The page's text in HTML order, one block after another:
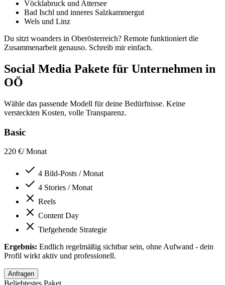
Vöcklabruck und Attersee
Bad Ischl und inneres Salzkammergut
Wels und Linz
Du sitzt woanders in Oberösterreich? Remote funktioniert die
Zusammenarbeit genauso. Schreib mir einfach.
Social Media Pakete für Unternehmen in
OÖ
Wähle das passende Modell für deine Bedürfnisse. Keine
versteckten Kosten, volle Transparenz.
Basic
220 €/ Monat
4 Bild-Posts / Monat
4 Stories / Monat
Reels
Content Day
Tiefgehende Strategie
Ergebnis: Endlich regelmäßig sichtbar sein, ohne Aufwand - dein
Profil wirkt aktiv und professionell.
Anfragen